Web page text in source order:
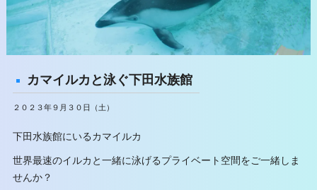
カマイルカと泳ぐ下田水族館
２０２３年９月３０日（土）
下田水族館にいるカマイルカ
世界最速のイルカと一緒に泳げるプライベート空間をご一緒しま
せんか？